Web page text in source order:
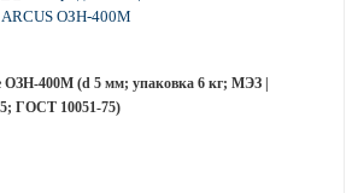
ОЗН-400М (d 5 мм; упаковка 6 кг; МЭЗ |
ГОСТ 10051-75)